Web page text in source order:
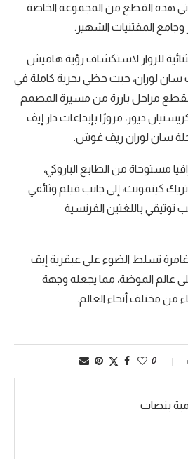
هذه القطع من المجموعة الخاصة
وجامع المقتنيات الشهير.
للزوار لاستكشاف رؤية هاميش
سان لوران، حيث حظي بحرية كاملة في
مراحل بارزة من مسيرة المصمم
ديور، مرورًا بإبداعات دار إيڤ
سان لوران ريڤ غوش.
مستوحاة من الطابع الباروكي،
كينمونث، إلى جانب فيلم وثائقي
توثيقي باللغتين الفرنسية
تسلط الضوء على عبقرية إيڤ
عالم الموضة، مما يجعله وجهة
من مختلف أنحاء العالم.
0
بنصات